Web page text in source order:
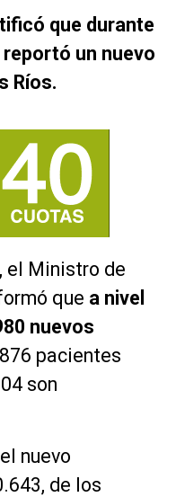
que durante
un nuevo
Ríos.
el Ministro de
que a nivel
nuevos
pacientes
son
nuevo
de los